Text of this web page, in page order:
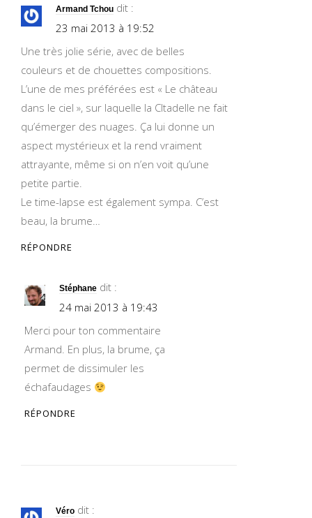
Armand Tchou dit :
23 mai 2013 à 19:52
Une très jolie série, avec de belles
couleurs et de chouettes compositions.
L’une de mes préférées est « Le château
dans le ciel », sur laquelle la CItadelle ne fait
qu’émerger des nuages. Ça lui donne un
aspect mystérieux et la rend vraiment
attrayante, même si on n’en voit qu’une
petite partie.
Le time-lapse est également sympa. C’est
beau, la brume…
RÉPONDRE
Stéphane dit :
24 mai 2013 à 19:43
Merci pour ton commentaire
Armand. En plus, la brume, ça
permet de dissimuler les
échafaudages
RÉPONDRE
Véro dit :